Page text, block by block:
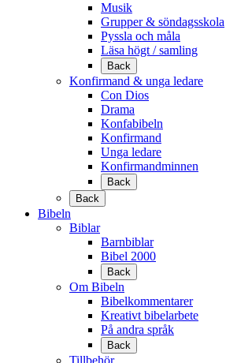
Musik
Grupper & söndagsskola
Pyssla och måla
Läsa högt / samling
Back
Konfirmand & unga ledare
Con Dios
Drama
Konfabibeln
Konfirmand
Unga ledare
Konfirmandminnen
Back
Back
Bibeln
Biblar
Barnbiblar
Bibel 2000
Back
Om Bibeln
Bibelkommentarer
Kreativt bibelarbete
På andra språk
Back
Tillbehör